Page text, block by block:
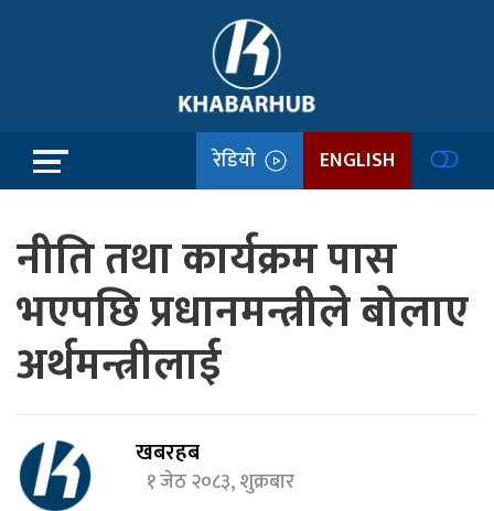
रेडियो ENGLISH
नीति तथा कार्यक्रम पास
भएपछि प्रधानमन्त्रीले बोलाए
अर्थमन्त्रीलाई
खबरहब
१ जेठ २०८३, शुक्रबार